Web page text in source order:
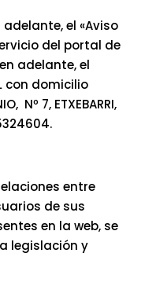
el «Aviso
del portal de
adelante, el
con domicilio
Nº 7, ETXEBARRI,
entre
de sus
en la web, se
legislación y